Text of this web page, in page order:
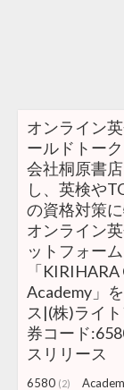
オンライン
ールドトー
会社桐原書
し、英検や
の資格対策
オンライン
ットフォーム
「
Academy」
ス|(株)ライ
券コード
スリリース
6580 (2)